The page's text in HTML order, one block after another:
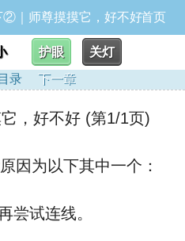
②｜师尊摸摸它，好不好首页
护眼
关灯
目录 下一章
好不好 (第1/1页)
因为以下其中一个：
试连线。